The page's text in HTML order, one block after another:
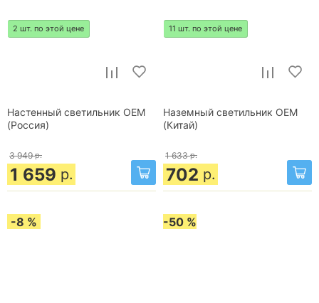
2 шт. по этой цене
Настенный светильник OEM
(Россия)
3 949 р.
1 659 р.
11 шт. по этой цене
Наземный светильник OEM
(Китай)
1 633 р.
702 р.
-8 % -50 %